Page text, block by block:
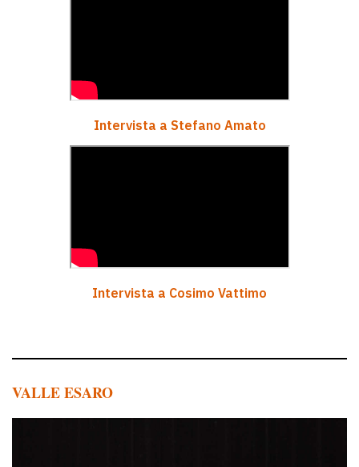
Intervista a Stefano Amato
Intervista a Cosimo Vattimo
VALLE ESARO